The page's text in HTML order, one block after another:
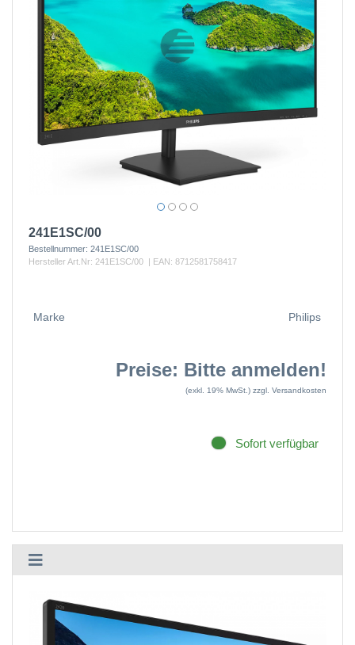
241E1SC/00
Bestellnummer: 241E1SC/00
Hersteller Art.Nr: 241E1SC/00 | EAN: 8712581758417
Marke Philips
Preise: Bitte anmelden!
(exkl. 19% MwSt.) zzgl. Versandkosten
Sofort verfügbar